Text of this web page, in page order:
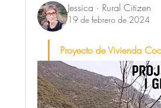
Jessica · Rural Citizen
19 de febrero de 2024
Proyecto de Vivienda